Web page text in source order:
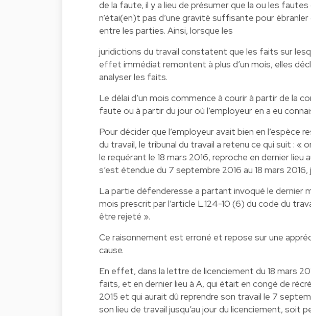
de la faute, il y a lieu de présumer que la ou les
n’étai(en)t pas d’une gravité suffisante pour
entre les parties. Ainsi, lorsque les
juridictions du travail constatent que les faits sur
effet immédiat remontent à plus d’un mois, elles
analyser les faits.
Le délai d’un mois commence à courir à partir de la
faute ou à partir du jour où l’employeur en a eu
Pour décider que l’employeur avait bien en l’espèce
du travail, le tribunal du travail a retenu ce qui suit : «
le requérant le 18 mars 2016, reproche en dernier
s’est étendue du 7 septembre 2016 au 18 mars
La partie défenderesse a partant invoqué le dernier
mois prescrit par l’article L.124-10 (6) du code du
être rejeté ».
Ce raisonnement est erroné et repose sur une
cause.
En effet, dans la lettre de licenciement du 18 mars
faits, et en dernier lieu à A, qui était en congé de
2015 et qui aurait dû reprendre son travail le 7
son lieu de travail jusqu’au jour du licenciement, soit